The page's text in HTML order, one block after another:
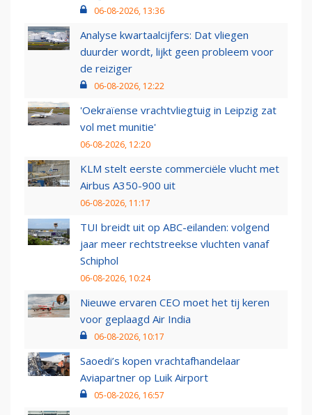
06-08-2026, 13:36
Analyse kwartaalcijfers: Dat vliegen
duurder wordt, lijkt geen probleem voor
de reiziger
06-08-2026, 12:22
'Oekraïense vrachtvliegtuig in Leipzig zat
vol met munitie'
06-08-2026, 12:20
KLM stelt eerste commerciële vlucht met
Airbus A350-900 uit
06-08-2026, 11:17
TUI breidt uit op ABC-eilanden: volgend
jaar meer rechtstreekse vluchten vanaf
Schiphol
06-08-2026, 10:24
Nieuwe ervaren CEO moet het tij keren
voor geplaagd Air India
06-08-2026, 10:17
Saoedi’s kopen vrachtafhandelaar
Aviapartner op Luik Airport
05-08-2026, 16:57